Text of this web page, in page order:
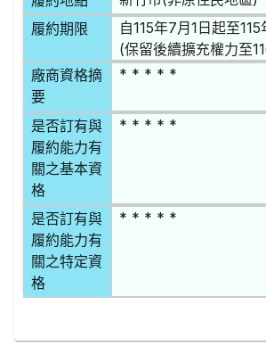
履約期限
自115年7月1日起至115
(保留後續擴充權力至
廠商資格摘
要
* * * * *
是否訂有與
履約能力有
關之基本資
格
* * * * *
是否訂有與
履約能力有
關之特定資
格
* * * * *